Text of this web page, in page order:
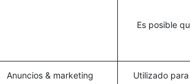
Es posible
Anuncios & marketing
Utilizado